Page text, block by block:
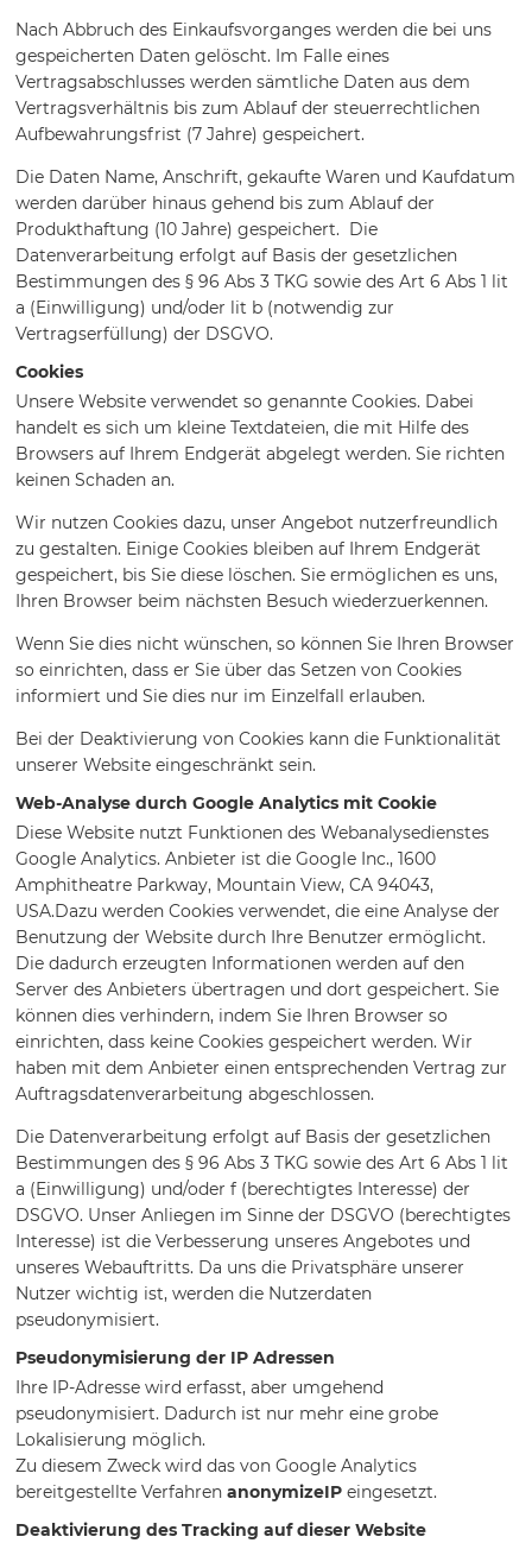
Nach Abbruch des Einkaufsvorganges werden die bei uns
gespeicherten Daten gelöscht. Im Falle eines
Vertragsabschlusses werden sämtliche Daten aus dem
Vertragsverhältnis bis zum Ablauf der steuerrechtlichen
Aufbewahrungsfrist (7 Jahre) gespeichert.
Die Daten Name, Anschrift, gekaufte Waren und Kaufdatum
werden darüber hinaus gehend bis zum Ablauf der
Produkthaftung (10 Jahre) gespeichert. Die
Datenverarbeitung erfolgt auf Basis der gesetzlichen
Bestimmungen des § 96 Abs 3 TKG sowie des Art 6 Abs 1 lit
a (Einwilligung) und/oder lit b (notwendig zur
Vertragserfüllung) der DSGVO.
Cookies
Unsere Website verwendet so genannte Cookies. Dabei
handelt es sich um kleine Textdateien, die mit Hilfe des
Browsers auf Ihrem Endgerät abgelegt werden. Sie richten
keinen Schaden an.
Wir nutzen Cookies dazu, unser Angebot nutzerfreundlich
zu gestalten. Einige Cookies bleiben auf Ihrem Endgerät
gespeichert, bis Sie diese löschen. Sie ermöglichen es uns,
Ihren Browser beim nächsten Besuch wiederzuerkennen.
Wenn Sie dies nicht wünschen, so können Sie Ihren Browser
so einrichten, dass er Sie über das Setzen von Cookies
informiert und Sie dies nur im Einzelfall erlauben.
Bei der Deaktivierung von Cookies kann die Funktionalität
unserer Website eingeschränkt sein.
Web-Analyse durch Google Analytics mit Cookie
Diese Website nutzt Funktionen des Webanalysedienstes
Google Analytics. Anbieter ist die Google Inc., 1600
Amphitheatre Parkway, Mountain View, CA 94043,
USA.Dazu werden Cookies verwendet, die eine Analyse der
Benutzung der Website durch Ihre Benutzer ermöglicht.
Die dadurch erzeugten Informationen werden auf den
Server des Anbieters übertragen und dort gespeichert. Sie
können dies verhindern, indem Sie Ihren Browser so
einrichten, dass keine Cookies gespeichert werden. Wir
haben mit dem Anbieter einen entsprechenden Vertrag zur
Auftragsdatenverarbeitung abgeschlossen.
Die Datenverarbeitung erfolgt auf Basis der gesetzlichen
Bestimmungen des § 96 Abs 3 TKG sowie des Art 6 Abs 1 lit
a (Einwilligung) und/oder f (berechtigtes Interesse) der
DSGVO. Unser Anliegen im Sinne der DSGVO (berechtigtes
Interesse) ist die Verbesserung unseres Angebotes und
unseres Webauftritts. Da uns die Privatsphäre unserer
Nutzer wichtig ist, werden die Nutzerdaten
pseudonymisiert.
Pseudonymisierung der IP Adressen
Ihre IP-Adresse wird erfasst, aber umgehend
pseudonymisiert. Dadurch ist nur mehr eine grobe
Lokalisierung möglich.
Zu diesem Zweck wird das von Google Analytics
bereitgestellte VerfahrenanonymizeIP eingesetzt.
Deaktivierung des Tracking auf dieser Website